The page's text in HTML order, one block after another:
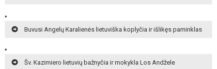
Buvusi Angelų Karalienės lietuviška koplyčia ir išlikęs paminklas
Šv. Kazimiero lietuvių bažnyčia ir mokykla Los Andžele